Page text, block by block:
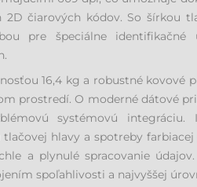
2D čiarových kódov. So šírkou
pre špeciálne identifikačné
16,4 kg a robustné
prostredí. O moderné dátové
systémovú
hlavy a spotreby
a plynulé spracovanie
spoľahlivosti a najvyššej